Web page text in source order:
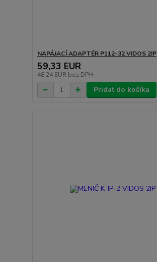
NAPÁJACÍ ADAPTÉR P112-32 VIDOS 2IP
59,33 EUR
48,24 EUR bez DPH
Pridať do košíka